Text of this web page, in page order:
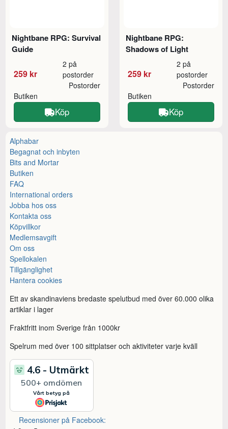
Nightbane RPG: Survival
Guide
259 kr
2 på
postorder
Butiken
Postorder
Köp
Nightbane RPG:
Shadows of Light
259 kr
2 på
postorder
Butiken
Postorder
Köp
Alphabar
Begagnat och inbyten
Bits and Mortar
Butiken
FAQ
International orders
Jobba hos oss
Kontakta oss
Köpvillkor
Medlemsavgift
Om oss
Spellokalen
Tillgänglighet
Hantera cookies
Ett av skandinaviens bredaste spelutbud med över 60.000 olika
artiklar i lager
Fraktfritt inom Sverige från 1000kr
Spelrum med över 100 sittplatser och aktiviteter varje kväll
Recensioner på Facebook: